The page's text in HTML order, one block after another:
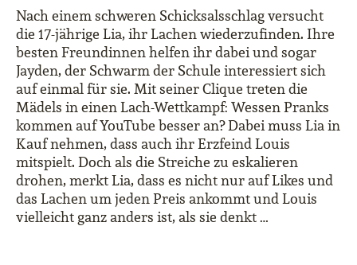
Nach einem schweren Schicksalsschlag versucht
die 17-jährige Lia, ihr Lachen wiederzufinden. Ihre
besten Freundinnen helfen ihr dabei und sogar
Jayden, der Schwarm der Schule interessiert sich
auf einmal für sie. Mit seiner Clique treten die
Mädels in einen Lach-Wettkampf: Wessen Pranks
kommen auf YouTube besser an? Dabei muss Lia in
Kauf nehmen, dass auch ihr Erzfeind Louis
mitspielt. Doch als die Streiche zu eskalieren
drohen, merkt Lia, dass es nicht nur auf Likes und
das Lachen um jeden Preis ankommt und Louis
vielleicht ganz anders ist, als sie denkt …